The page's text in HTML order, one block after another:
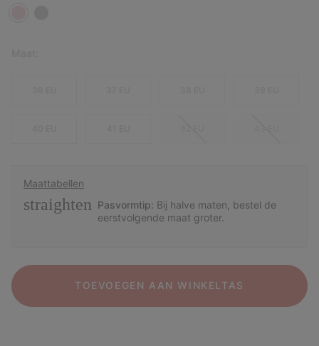
Maattabellen
straighten Pasvormtip: Bij halve maten, bestel de
eerstvolgende maat groter.
TOEVOEGEN AAN WINKELTAS